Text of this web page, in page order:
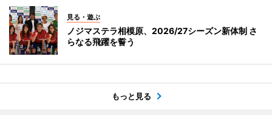
見る・遊ぶ
ノジマステラ相模原、2026/27シーズン新体制 さ
らなる飛躍を誓う
もっと見る